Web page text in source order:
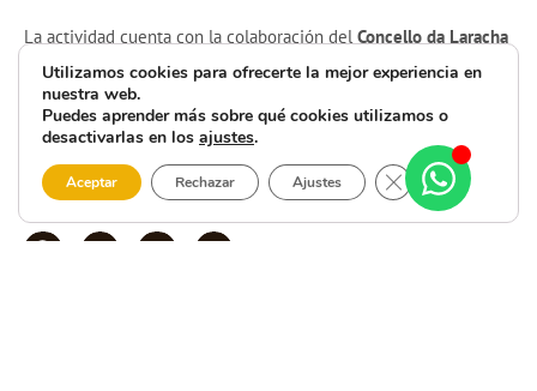
La actividad cuenta con la colaboración del Concello da Laracha
y de laDeputación da Coruña, y toda la información e
inscripcionesestán disponibles en
QR del cartel. Si te gusta la BTT y quieres empezar el año con
una experiencia diferente, de compañerismo y deporte al aire
libre, apúntate a laXI KDD BTT de los Callos 2026 en A Laracha
Utilizamos cookies para ofrecerte la mejor experiencia en
nuestra web.
Puedes aprender más sobre qué cookies utilizamos o
desactivarlas en los ajustes.
Aceptar Rechazar Ajustes Cerrar el banner